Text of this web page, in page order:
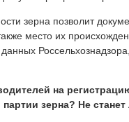
зерна позволит
место их
на
зерна? Не